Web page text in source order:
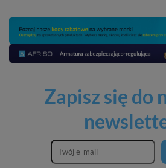
Zapisz się do